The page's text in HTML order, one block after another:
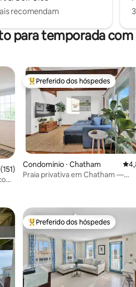
recomendam
para temporada com
uma avaliação média de 5, 151
Entre os melhores preferidos dos
Preferido dos hóspedes
Condomínio ⋅ Chatham
Praia privativa em Chatham —
Entre os melhores preferidos dos
Preferido dos hóspedes